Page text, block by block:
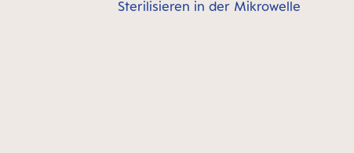
Sterilisieren in der Mikrowelle